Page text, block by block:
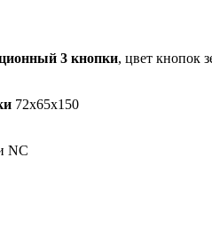
3 кнопки, цвет кнопок
72х65х150
NC